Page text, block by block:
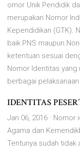
omor Unik Pendidik
merupakan Nomor
Kependidikan (GTK).
baik PNS maupun
ketentuan sesuai
Nomor Identitas
berbagai
IDENTITAS
Jan 06, 2016 ·
Agama dan
Tentunya sudah